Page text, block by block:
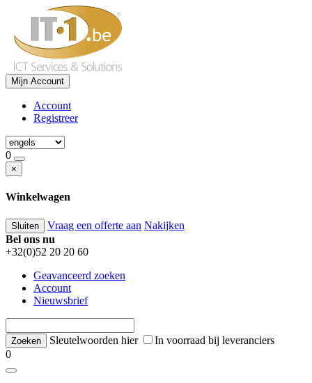
Mijn Account
Account
Registreer
0
×
Winkelwagen
Sluiten Vraag een offerte aan Nakijken
Bel ons nu
+32(0)52 20 20 60
Geavanceerd zoeken
Account
Nieuwsbrief
Sleutelwoorden hier
In voorraad bij leveranciers
0